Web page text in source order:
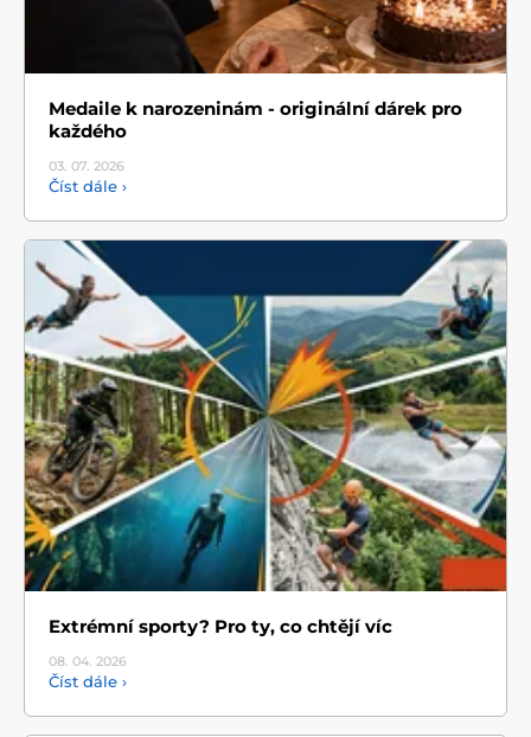
Medaile k narozeninám - originální dárek pro
každého
03. 07. 2026
Číst dále ›
Extrémní sporty? Pro ty, co chtějí víc
08. 04. 2026
Číst dále ›